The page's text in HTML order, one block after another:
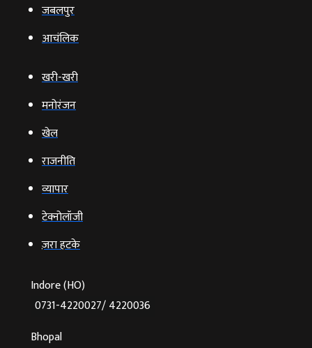
जबलपुर
आचंलिक
खरी-खरी
मनोरंजन
खेल
राजनीति
व्‍यापार
टेक्‍नोलॉजी
ज़रा हटके
Indore (HO)
0731-4220027/ 4220036
Bhopal